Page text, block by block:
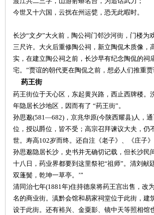
今世又十六国，云扰在州运甓，恐无此暇时。
长沙“文夕”大火前，陶公祠门邻沙河街，门楼
三尺许。大火后重修陶公祠，新立陶侃木质像
实，在建立陶公祠之前，长沙早有纪念陶侃的
宅。”贾谊的朝代更在陶侃之前，想必人们推重
药王街
药王街位于天心区，东起黄兴路，西止西牌楼
年隐居长沙地区，因而有了 “药王街”。
孙思邈(581—682)，京兆华原(今陕西耀县)人，
位，授以爵位，皆不受；高宗召拜谏议大夫，
世。寿高102岁而终。还自注《老子》、《庄子
孙思邈隐居长沙，史书并无确切记载，但长沙
十八日，药业界都要到这里祭祀“祖师”。清刘献
双蓬鬓，乾坤一草亭。’”
清同治七年(1881年)住持德泉将药王宫出售，改
名的商业街。滇黔会馆和易家祠堂位于此街，
设于此街。还有裕兴、金粟影、镜中天等照相